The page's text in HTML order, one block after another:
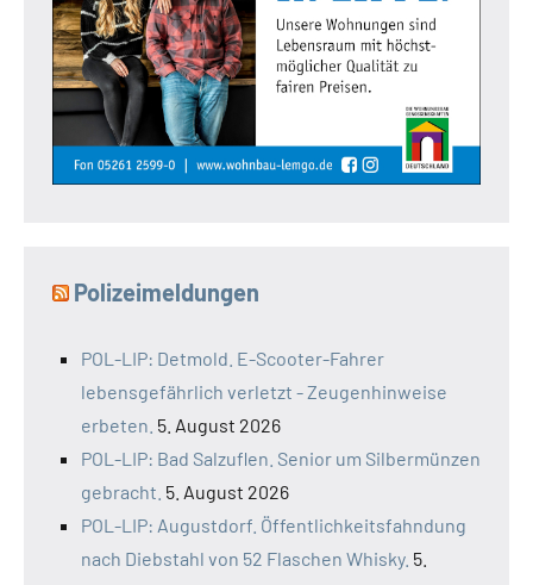
Polizeimeldungen
POL-LIP: Detmold. E-Scooter-Fahrer
lebensgefährlich verletzt - Zeugenhinweise
erbeten. 5. August 2026
POL-LIP: Bad Salzuflen. Senior um Silbermünzen
gebracht. 5. August 2026
POL-LIP: Augustdorf. Öffentlichkeitsfahndung
nach Diebstahl von 52 Flaschen Whisky. 5.